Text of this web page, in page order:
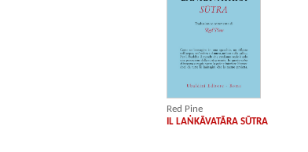
Red Pine
IL LAṄKĀVATĀRA SŪTRA